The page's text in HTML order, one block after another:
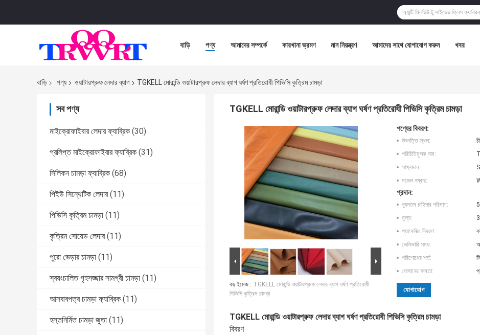
বাড়ি পণ্য আমাদের সম্পর্কে কারখানা ভ্রমণ মান নিয়ন্ত্রণ আমাদের সাথে যোগাযোগ করুন খবর
বাড়ি পণ্য ওয়াটারপ্রুফ লেদার ব্যাগ TGKELL মোরান্ডি ওয়াটারপ্রুফ লেদার ব্যাগ ঘর্ষণ প্রতিরোধী পিভিসি কৃত্রিম চামড়া
সব পণ্য
মাইক্রোফাইবার লেদার ফ্যাব্রিক (30)
প্রলিপ্ত মাইক্রোফাইবার ফ্যাব্রিক (31)
সিলিকন চামড়া ফ্যাব্রিক (68)
পিইউ সিন্থেটিক লেদার (11)
পিভিসি কৃত্রিম চামড়া (11)
কৃত্রিম সোয়েড লেদার (11)
পুরো ভেড়ার চামড়া (11)
স্বয়ংচালিত গৃহসজ্জার সামগ্রী চামড়া (11)
আসবাবপত্র চামড়া ফ্যাব্রিক (11)
হস্তনির্মিত চামড়া জুতা (11)
TGKELL মোরান্ডি ওয়াটারপ্রুফ লেদার ব্যাগ ঘর্ষণ প্রতিরোধী পিভিসি কৃত্রিম চামড়া
বড় ইমেজ : TGKELL মোরান্ডি ওয়াটারপ্রুফ লেদার ব্যাগ ঘর্ষণ প্রতিরোধী
পিভিসি কৃত্রিম চামড়া
পণ্যের বিবরণ:
উৎপত্তি স্থল:
পরিচিতিমুলক নাম:
সাক্ষ্যদান:
মডেল নম্বার:
প্রদান:
ন্যূনতম চাহিদার পরিমাণ:
মূল্য:
প্যাকেজিং বিবরণ:
ডেলিভারি সময়:
পরিশোধের শর্ত:
যোগানের ক্ষমতা:
যোগাযোগ
TGKELL মোরান্ডি ওয়াটারপ্রুফ লেদার ব্যাগ ঘর্ষণ প্রতিরোধী পিভিসি কৃত্রিম চামড়া
বিবরণ